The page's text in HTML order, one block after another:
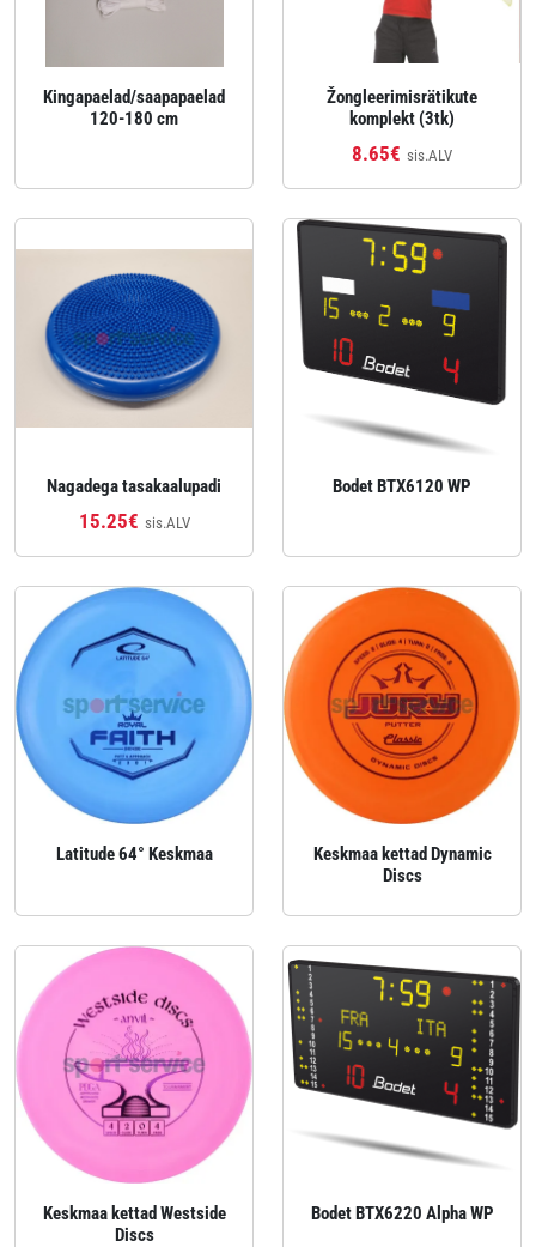
Kingapaelad/saapapaelad
120-180 cm
Žongleerimisrätikute
komplekt (3tk)
8.65€ sis.ALV
Nagadega tasakaalupadi
15.25€ sis.ALV
Bodet BTX6120 WP
Latitude 64° Keskmaa
Keskmaa kettad Dynamic
Discs
Keskmaa kettad Westside
Discs
Bodet BTX6220 Alpha WP